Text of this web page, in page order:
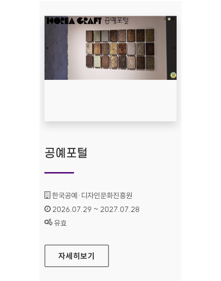
공예포털
기관명 :
한국공예·디자인문화진흥원
인증기간 :
2026.07.29 ~ 2027.07.28
상태 :
유효
공예포털
자세히보기